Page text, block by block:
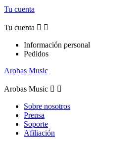
Tu cuenta
Tu cuenta  
Información personal
Pedidos
Arobas Music
Arobas Music  
Sobre nosotros
Prensa
Soporte
Afiliación